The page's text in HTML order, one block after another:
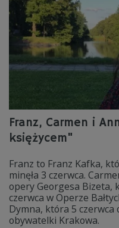
Franz, Carmen i
księżycem"
Franz to Franz Kafka,
minęła 3 czerwca.
opery Georgesa Bizeta,
czerwca w Operze
Dymna, która 5 czerwca
obywatelki Krakowa.